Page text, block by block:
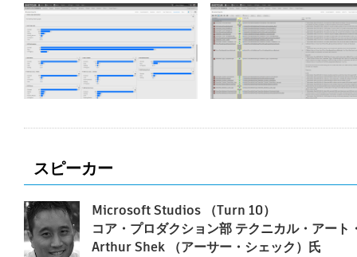
スピーカー
Microsoft Studios （Turn 10）
コア・プロダクション部 テクニカル・アート
Arthur Shek （アーサー・シェック）氏